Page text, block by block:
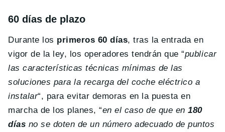
60 días de plazo
Durante los primeros 60 días, tras la entrada en
vigor de la ley, los operadores tendrán que “publicar
las características técnicas mínimas de las
soluciones para la recarga del coche eléctrico a
instalar“, para evitar demoras en la puesta en
marcha de los planes, “en el caso de que en180
días no se doten de un número adecuado de puntos